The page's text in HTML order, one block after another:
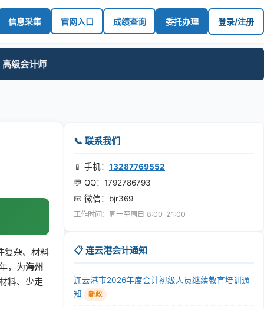
信息采集 官网入口 成绩查询 委托办理 登录/注册
高级会计师
复杂、材料
，为海州
料、少走
📞 联系我们
📱 手机： 13287769552
💬 QQ：1792786793
📧 微信：bjr369
工作时间：周一至周日 8:00-21:00
📋 连云港会计通知
连云港市2026年度会计初级人员继续教育培训通
知
新政